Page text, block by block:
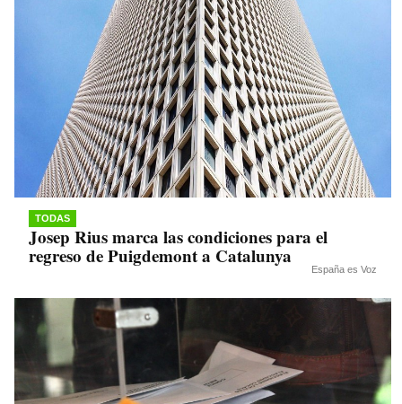
TODAS
Josep Rius marca las condiciones para el
regreso de Puigdemont a Catalunya
España es Voz